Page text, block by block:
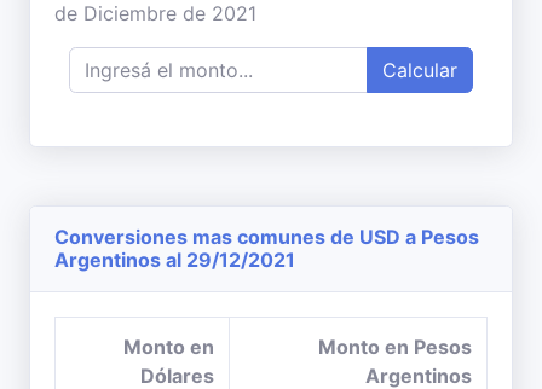
de Diciembre de 2021
Calcular
Conversiones mas comunes de USD a Pesos
Argentinos al 29/12/2021
Monto en
Dólares
Monto en Pesos
Argentinos